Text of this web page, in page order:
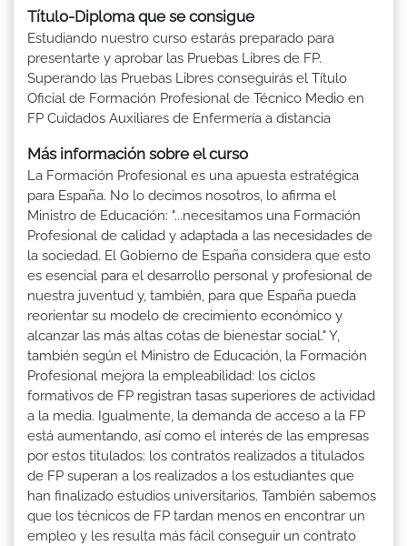
Título-Diploma que se consigue
Estudiando nuestro curso estarás preparado para
presentarte y aprobar las Pruebas Libres de FP.
Superando las Pruebas Libres conseguirás el Título
Oficial de Formación Profesional de Técnico Medio en
FP Cuidados Auxiliares de Enfermería a distancia
Más información sobre el curso
La Formación Profesional es una apuesta estratégica
para España. No lo decimos nosotros, lo afirma el
Ministro de Educación: "...necesitamos una Formación
Profesional de calidad y adaptada a las necesidades de
la sociedad. El Gobierno de España considera que esto
es esencial para el desarrollo personal y profesional de
nuestra juventud y, también, para que España pueda
reorientar su modelo de crecimiento económico y
alcanzar las más altas cotas de bienestar social." Y,
también según el Ministro de Educación, la Formación
Profesional mejora la empleabilidad: los ciclos
formativos de FP registran tasas superiores de actividad
a la media. Igualmente, la demanda de acceso a la FP
está aumentando, así como el interés de las empresas
por estos titulados: los contratos realizados a titulados
de FP superan a los realizados a los estudiantes que
han finalizado estudios universitarios. También sabemos
que los técnicos de FP tardan menos en encontrar un
empleo y les resulta más fácil conseguir un contrato